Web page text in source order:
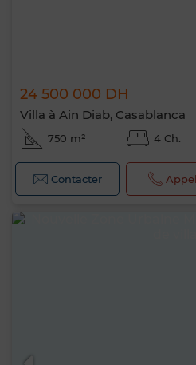
24 500 000 DH
Villa à Ain Diab, Casablanca
750 m² 4 Ch.
Contacter